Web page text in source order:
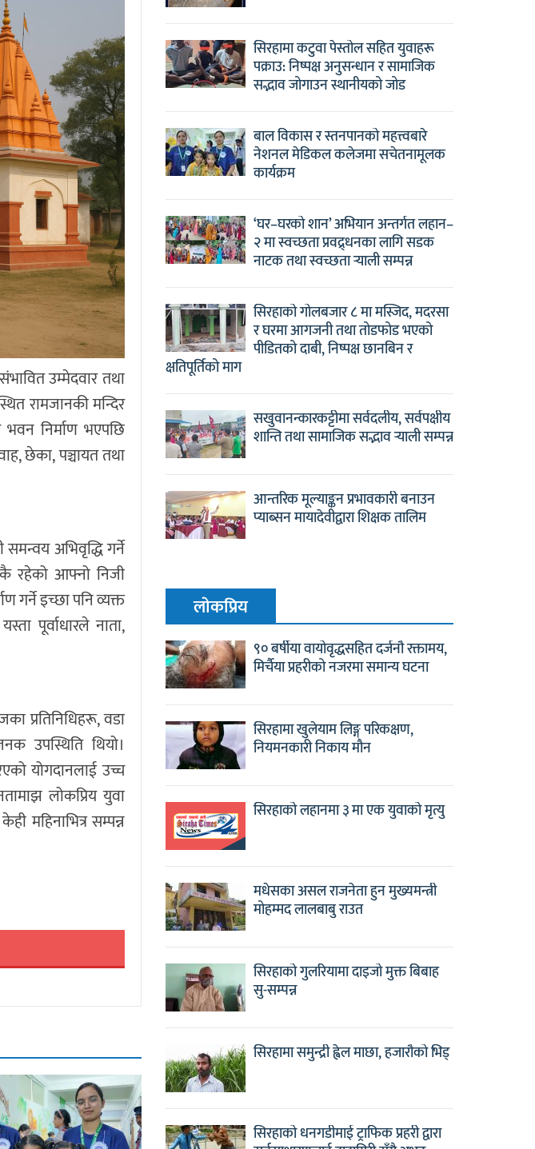
उम्मेदवार तथा
रामजानकी मन्दिर
निर्माण भएपछि
छेका, पञ्चायत तथा
अभिवृद्धि गर्ने
रहेको आफ्नो निजी
गर्ने इच्छा पनि व्यक्त
पूर्वाधारले नाता,
प्रतिनिधिहरू, वडा
उपस्थिति थियो।
योगदानलाई उच्च
लोकप्रिय युवा
महिनाभित्र सम्पन्न
सिरहामा कटुवा पेस्तोल सहित युवाहरू
पक्राउ: निष्पक्ष अनुसन्धान र सामाजिक
सद्भाव जोगाउन स्थानीयको जोड
बाल विकास र स्तनपानको महत्त्वबारे
नेशनल मेडिकल कलेजमा सचेतनामूलक
कार्यक्रम
‘घर–घरको शान’ अभियान अन्तर्गत लहान–
२ मा स्वच्छता प्रवद्र्धनका लागि सडक
नाटक तथा स्वच्छता र्‍याली सम्पन्न
सिरहाको गोलबजार ८ मा मस्जिद, मदरसा
र घरमा आगजनी तथा तोडफोड भएको
पीडितको दाबी, निष्पक्ष छानबिन र
क्षतिपूर्तिको माग
सखुवानन्कारकट्टीमा सर्वदलीय, सर्वपक्षीय
शान्ति तथा सामाजिक सद्भाव र्‍याली सम्पन्न
आन्तरिक मूल्याङ्कन प्रभावकारी बनाउन
प्याब्सन मायादेवीद्वारा शिक्षक तालिम
लाेकप्रिय
९० बर्षीया वायोवृद्धसहित दर्जनौ रक्तामय,
मिर्चैया प्रहरीको नजरमा समान्य घटना
सिरहामा खुलेयाम लिङ्ग परिकक्षण,
नियमनकारी निकाय मौन
सिरहाको लहानमा ३ मा एक युवाको मृत्यु
मधेसका असल राजनेता हुन मुख्यमन्त्री
मोहम्मद लालबाबु राउत
सिरहाको गुलरियामा दाइजो मुक्त बिबाह
सु-सम्पन्न
सिरहामा समुन्द्री ह्वेल माछा, हजारौको भिड्
सिरहाको धनगडीमाई ट्राफिक प्रहरी द्वारा